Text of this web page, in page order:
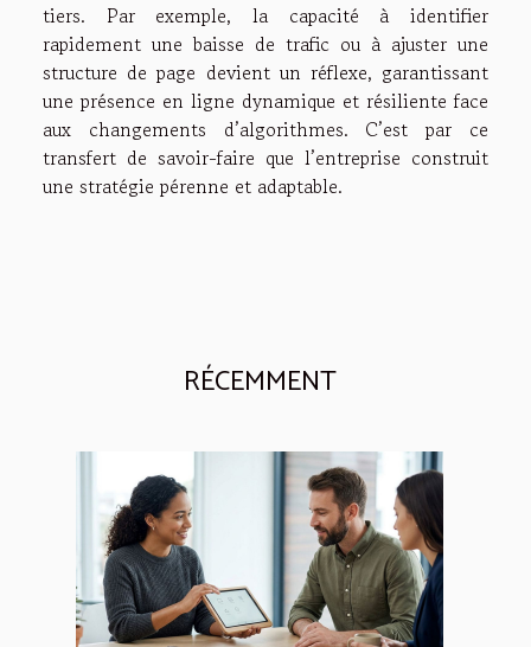
tiers. Par exemple, la capacité à identifier
rapidement une baisse de trafic ou à ajuster une
structure de page devient un réflexe, garantissant
une présence en ligne dynamique et résiliente face
aux changements d’algorithmes. C’est par ce
transfert de savoir-faire que l’entreprise construit
une stratégie pérenne et adaptable.
RÉCEMMENT